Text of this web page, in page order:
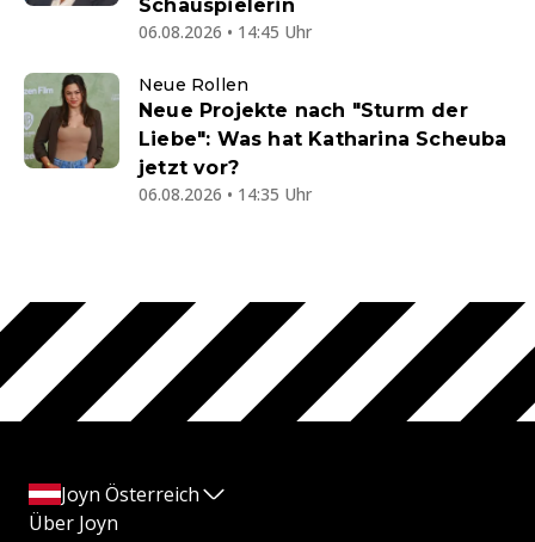
Schauspielerin
06.08.2026 • 14:45 Uhr
Neue Rollen
Neue Projekte nach "Sturm der
Liebe": Was hat Katharina Scheuba
jetzt vor?
06.08.2026 • 14:35 Uhr
Joyn Österreich
Über Joyn